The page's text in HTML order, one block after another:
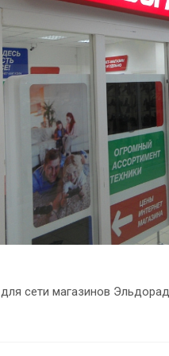
для сети магазинов